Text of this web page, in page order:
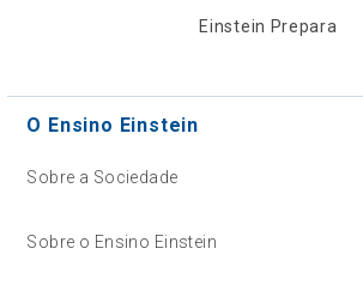
Einstein Prepara
O Ensino Einstein
Sobre a Sociedade
Sobre o Ensino Einstein